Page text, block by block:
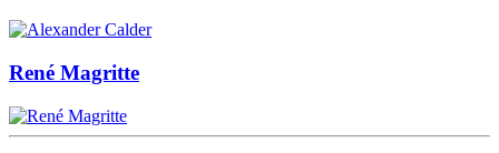
René Magritte